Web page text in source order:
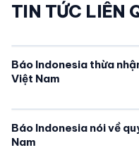
TIN TỨC LIÊN
Báo Indonesia thừa
Việt Nam
Báo Indonesia nói về
Nam